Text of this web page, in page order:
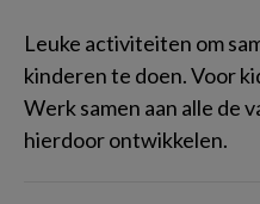
Leuke activiteiten om
kinderen te doen. Voor
Werk samen aan alle de
hierdoor ontwikkelen.